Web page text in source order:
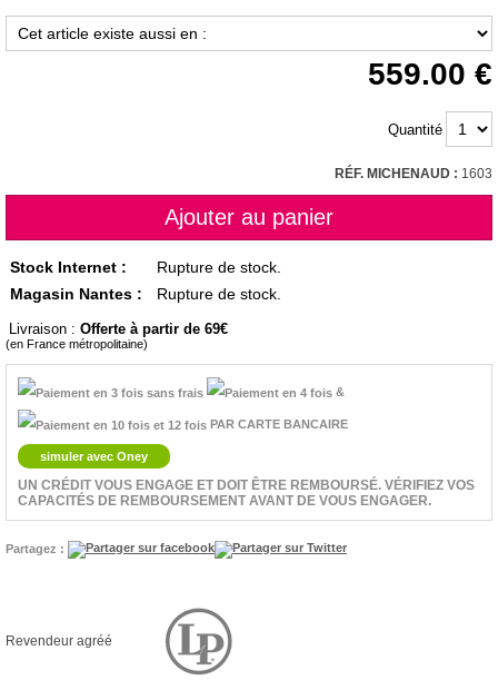
559.00
Quantité
RÉF. MICHENAUD : 1603
Stock Internet :
Rupture de stock.
Magasin Nantes :
Rupture de stock.
Livraison : Offerte à partir de 69
(en France métropolitaine)
&
PAR CARTE BANCAIRE
simuler avec Oney
UN CRÉDIT VOUS ENGAGE ET DOIT ÊTRE REMBOURSÉ. VÉRIFIEZ VOS
CAPACITÉS DE REMBOURSEMENT AVANT DE VOUS ENGAGER.
Partagez :
Revendeur agréé